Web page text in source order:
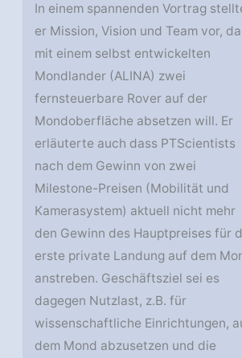
In einem spannenden Vortrag
er Mission, Vision und Team vor,
mit einem selbst entwickelten
Mondlander (ALINA) zwei
fernsteuerbare Rover auf der
Mondoberfläche absetzen will. Er
erläuterte auch dass PTScientists
nach dem Gewinn von zwei
Milestone-Preisen (Mobilität und
Kamerasystem) aktuell nicht mehr
den Gewinn des Hauptpreises für
erste private Landung auf dem
anstreben. Geschäftsziel sei es
dagegen Nutzlast, z.B. für
wissenschaftliche Einrichtungen,
dem Mond abzusetzen und die